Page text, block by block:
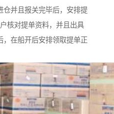
仓并且报关完毕后，安排提
核对提单资料，并且出具
，在船开后安排领取提单正